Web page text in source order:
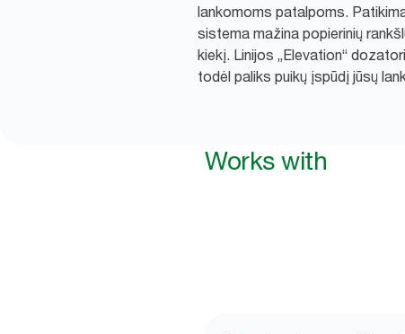
lankomoms patalpoms.
sistema mažina popierinių
kiekį. Linijos „Elevation“
todėl paliks puikų įspūdį jūsų
Works with